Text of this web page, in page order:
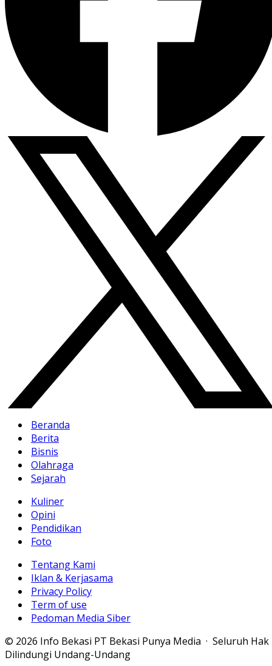
Beranda
Berita
Bisnis
Olahraga
Sejarah
Kuliner
Opini
Pendidikan
Foto
Tentang Kami
Iklan & Kerjasama
Privacy Policy
Term of use
Pedoman Media Siber
© 2026 Info Bekasi PT Bekasi Punya Media · Seluruh Hak
Dilindungi Undang-Undang